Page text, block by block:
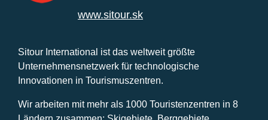
www.sitour.sk
Sitour International ist das weltweit größte
Unternehmensnetzwerk für technologische
Innovationen in Tourismuszentren.
Wir arbeiten mit mehr als 1000 Touristenzentren in 8